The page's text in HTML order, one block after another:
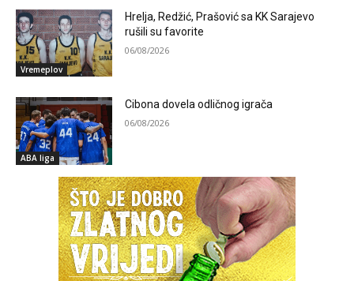
Vremeplov
Hrelja, Redžić, Prašović sa KK Sarajevo
rušili su favorite
06/08/2026
ABA liga
Cibona dovela odličnog igrača
06/08/2026